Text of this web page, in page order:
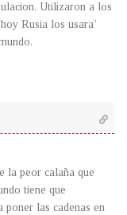
Utilizaron a los
Rusia los usara’
la peor calaña que
tiene que
las cadenas en